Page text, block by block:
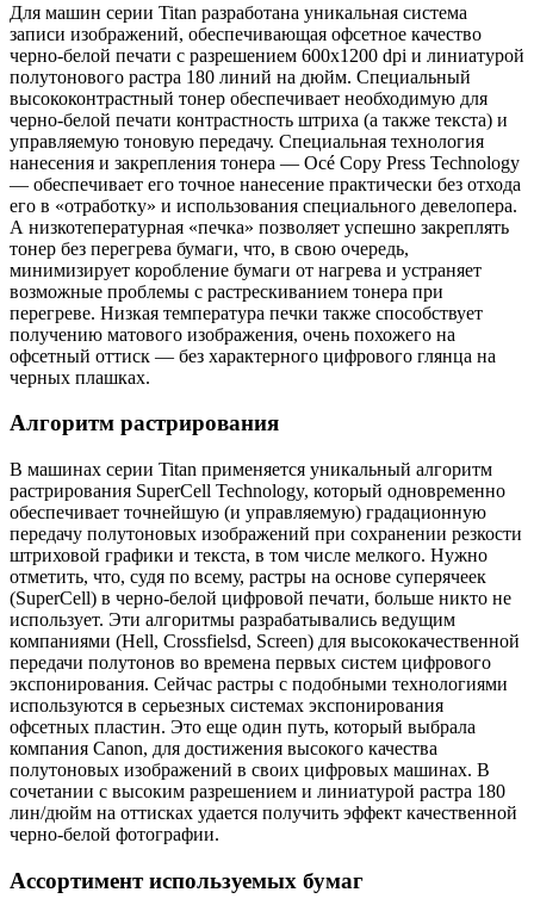
Для машин серии Titan разработана уникальная система
записи изображений, обеспечивающая офсетное качество
черно-белой печати с разрешением 600х1200 dpi и линиатурой
полутонового растра 180 линий на дюйм. Специальный
высококонтрастный тонер обеспечивает необходимую для
черно-белой печати контрастность штриха (а также текста) и
управляемую тоновую передачу. Специальная технология
нанесения и закрепления тонера — Océ Copy Press Technology
— обеспечивает его точное нанесение практически без отхода
его в «отработку» и использования специального девелопера.
А низкотепературная «печка» позволяет успешно закреплять
тонер без перегрева бумаги, что, в свою очередь,
минимизирует коробление бумаги от нагрева и устраняет
возможные проблемы с растрескиванием тонера при
перегреве. Низкая температура печки также способствует
получению матового изображения, очень похожего на
офсетный оттиск — без характерного цифрового глянца на
черных плашках.
Алгоритм растрирования
В машинах серии Titan применяется уникальный алгоритм
растрирования SuрerCell Technology, который одновременно
обеспечивает точнейшую (и управляемую) градационную
передачу полутоновых изображений при сохранении резкости
штриховой графики и текста, в том числе мелкого. Нужно
отметить, что, судя по всему, растры на основе суперячеек
(SuperСell) в черно-белой цифровой печати, больше никто не
использует. Эти алгоритмы разрабатывались ведущим
компаниями (Hell, Crossfielsd, Screen) для высококачественной
передачи полутонов во времена первых систем цифрового
экспонирования. Сейчас растры с подобными технологиями
используются в серьезных системах экспонирования
офсетных пластин. Это еще один путь, который выбрала
компания Canon, для достижения высокого качества
полутоновых изображений в своих цифровых машинах. В
сочетании с высоким разрешением и линиатурой растра 180
лин/дюйм на оттисках удается получить эффект качественной
черно-белой фотографии.
Ассортимент используемых бумаг